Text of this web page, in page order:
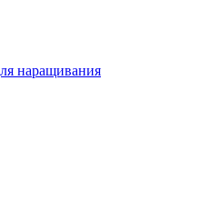
наращивания